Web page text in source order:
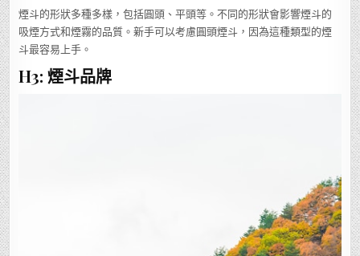
煙斗的形狀多種多樣，包括圓頭、平頭等。不同的形狀會影響煙斗的
吸煙方式和煙霧的品質。新手可以考慮圓頭煙斗，因為這種類型的煙
斗最容易上手。
H3: 煙斗品牌